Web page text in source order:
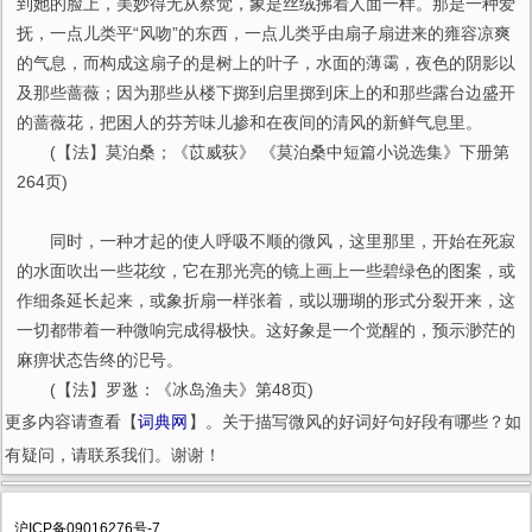
抚，一点儿类平“风吻”的东西，一点儿类乎由扇子扇进来的雍容凉爽
的气息，而构成这扇子的是树上的叶子，水面的薄霭，夜色的阴影以
及那些蔷薇；因为那些从楼下掷到启里掷到床上的和那些露台边盛开
的蔷薇花，把困人的芬芳味儿掺和在夜间的清风的新鲜气息里。
(【法】莫泊桑；《苡威荻》 《莫泊桑中短篇小说选集》下册第
264页)
同时，一种才起的使人呼吸不顺的微风，这里那里，开始在死寂
的水面吹出一些花纹，它在那光亮的镜上画上一些碧绿色的图案，或
作细条延长起来，或象折扇一样张着，或以珊瑚的形式分裂开来，这
一切都带着一种微响完成得极快。这好象是一个觉醒的，预示渺茫的
麻痹状态告终的汜号。
(【法】罗逖：《冰岛渔夫》第48页)
更多内容请查看【词典网 】。关于描写微风的好词好句好段有哪些？如
有疑问，请联系我们。谢谢！
沪ICP备09016276号-7